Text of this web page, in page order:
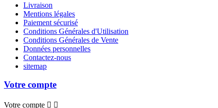
Livraison
Mentions légales
Paiement sécurisé
Conditions Générales d'Utilisation
Conditions Générales de Vente
Données personnelles
Contactez-nous
sitemap
Votre compte
Votre compte  